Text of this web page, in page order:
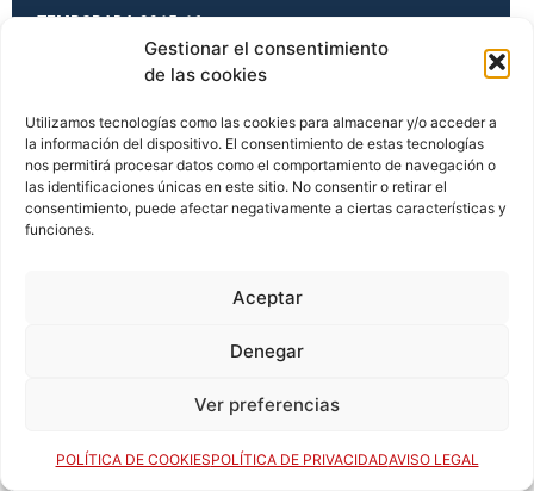
Gestionar el consentimiento
de las cookies
Utilizamos tecnologías como las cookies para almacenar y/o acceder a
la información del dispositivo. El consentimiento de estas tecnologías
nos permitirá procesar datos como el comportamiento de navegación o
las identificaciones únicas en este sitio. No consentir o retirar el
consentimiento, puede afectar negativamente a ciertas características y
funciones.
Aceptar
Denegar
Ver preferencias
POLÍTICA DE COOKIESPOLÍTICA DE PRIVACIDADAVISO LEGAL
TEMPORADA 2015-16
TEMPORADA 2015-16
TEMPORADA 2015-16